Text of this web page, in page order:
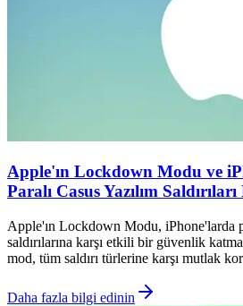
Apple'ın Lockdown Modu ve
Paralı Casus Yazılım
Apple'ın Lockdown Modu, iPhone'larda
saldırılarına karşı etkili bir güvenlik
mod, tüm saldırı türlerine karşı mutlak
Daha fazla bilgi edinin